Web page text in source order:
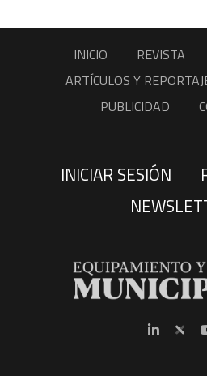
INICIO REVISTA
ARTÍCULOS Y
PUBLICIDAD
INICIAR SESIÓN